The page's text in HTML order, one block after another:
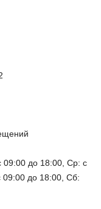
09:00 до 18:00, Ср: с
09:00 до 18:00, Сб: